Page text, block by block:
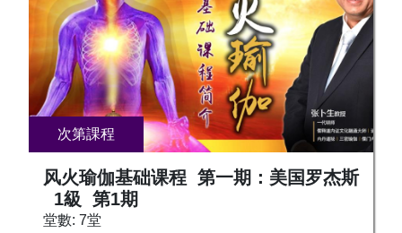
次第課程
风火瑜伽基础课程 第一期：美国罗杰斯
1級 第1期
堂數: 7堂